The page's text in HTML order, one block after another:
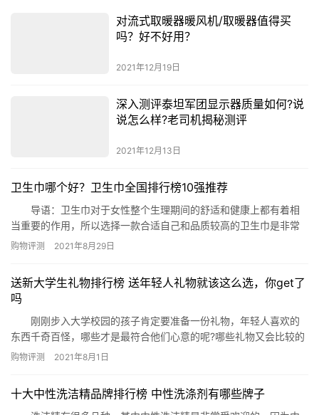
对流式取暖器暖风机/取暖器值得买
吗？好不好用？
2021年12月19日
深入测评泰坦军团显示器质量如何?说
说怎么样?老司机揭秘测评
2021年12月13日
卫生巾哪个好？卫生巾全国排行榜10强推荐
导语：卫生巾对于女性整个生理期间的舒适和健康上都有着相
当重要的作用，所以选择一款合适自己和品质较高的卫生巾是非常
重要的，那么哪些卫生巾是销量和口碑比较好的呢?下面网就梳理了
款产品在卫生巾全国排行榜10强推荐中采用最天然的成分洁菌层…
购物评测 2021年8月29日
送新大学生礼物排行榜 送年轻人礼物就该这么选，你get了
吗
刚刚步入大学校园的孩子肯定要准备一份礼物，年轻人喜欢的
东西千奇百怪，哪些才是最符合他们心意的呢?哪些礼物又会比较的
有创意呢?今天小编就来为大家列出送新大学生礼物排行榜，快来看
7、护肤品 8、头戴耳机 1、手表 详细介绍…
购物评测 2021年8月1日
​十大中性洗洁精品牌排行榜 中性洗涤剂有哪些牌子